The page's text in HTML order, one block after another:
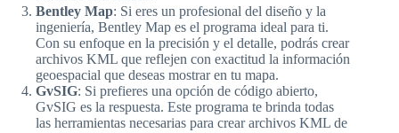
Bentley Map: Si eres un profesional del diseño y la
ingeniería, Bentley Map es el programa ideal para ti.
Con su enfoque en la precisión y el detalle, podrás crear
archivos KML que reflejen con exactitud la información
geoespacial que deseas mostrar en tu mapa.
GvSIG: Si prefieres una opción de código abierto,
GvSIG es la respuesta. Este programa te brinda todas
las herramientas necesarias para crear archivos KML de